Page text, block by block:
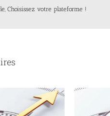
Choisissez votre plateforme !